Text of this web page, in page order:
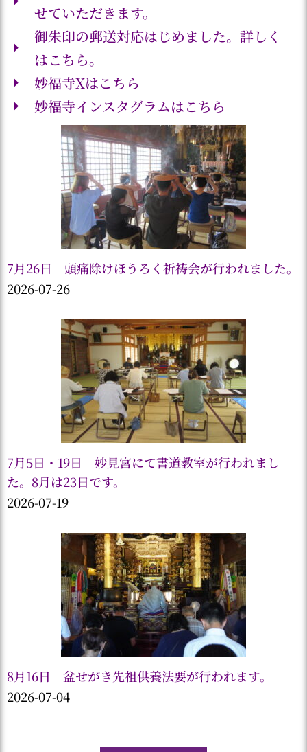
せていただきます。
御朱印の郵送対応はじめました。詳しく
はこちら。
妙福寺Xはこちら
妙福寺インスタグラムはこちら
7月26日 頭痛除けほうろく祈祷会が行われました。
2026-07-26
7月5日・19日 妙見宮にて書道教室が行われまし
た。8月は23日です。
2026-07-19
8月16日 盆せがき先祖供養法要が行われます。
2026-07-04